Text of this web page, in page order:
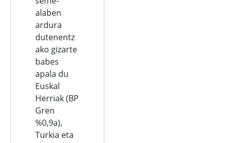
alaben
ardura
dutenentz
ako gizarte
babes
apala du
Euskal
Herriak (BP
Gren
%0,9a),
Turkia eta